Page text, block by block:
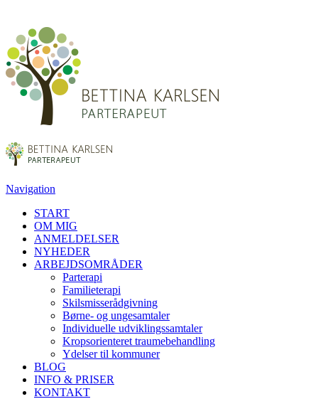
Navigation
START
OM MIG
ANMELDELSER
NYHEDER
ARBEJDSOMRÅDER
Parterapi
Familieterapi
Skilsmisserådgivning
Børne- og ungesamtaler
Individuelle udviklingssamtaler
Kropsorienteret traumebehandling
Ydelser til kommuner
BLOG
INFO & PRISER
KONTAKT